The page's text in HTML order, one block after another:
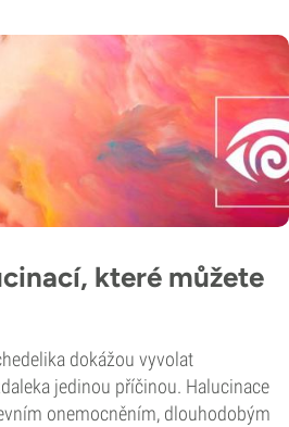
které můžete
dokážou vyvolat
jedinou příčinou. Halucinace
onemocněním, dlouhodobým